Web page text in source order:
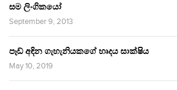
සම ලිංගිකයෝ
September 9, 2013
පෑඩ් අඳින ගැහැනියකගේ හෘදය සාක්ෂිය
May 10, 2019